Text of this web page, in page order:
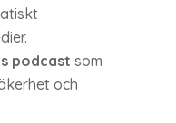
podcast som
och